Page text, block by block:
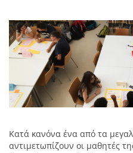
Κατά κανόνα ένα από τα
αντιμετωπίζουν οι μαθητές